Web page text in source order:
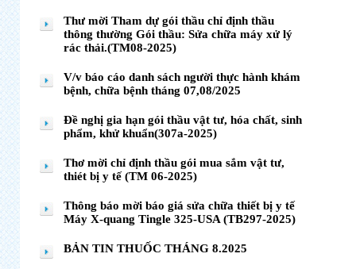
Thư mời Tham dự gói thầu chỉ định thầu
thông thường Gói thầu: Sửa chữa máy xử lý
rác thải.(TM08-2025)
V/v báo cáo danh sách người thực hành khám
bệnh, chữa bệnh tháng 07,08/2025
Đề nghị gia hạn gói thầu vật tư, hóa chất, sinh
phẩm, khử khuẩn(307a-2025)
Thơ mời chỉ định thầu gói mua sắm vật tư,
thiét bị y tế (TM 06-2025)
Thông báo mời báo giá sửa chữa thiết bị y tế
Máy X-quang Tingle 325-USA (TB297-2025)
BẢN TIN THUỐC THÁNG 8.2025